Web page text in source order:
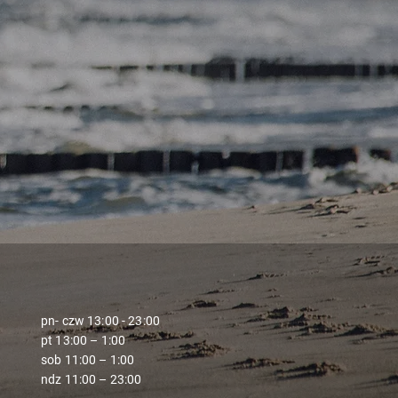
pn- czw 13:00 - 23:00
pt 13:00 – 1:00
sob 11:00 – 1:00
ndz 11:00 – 23:00